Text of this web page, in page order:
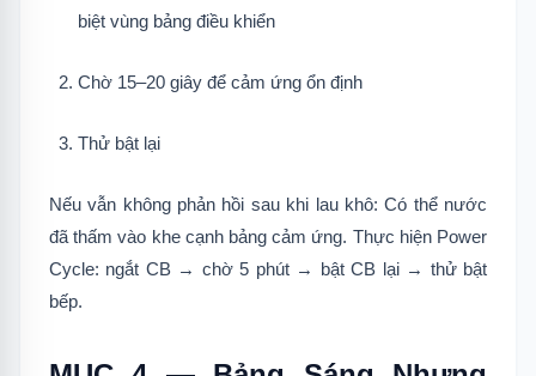
biệt vùng bảng điều khiển
Chờ 15–20 giây để cảm ứng ổn định
Thử bật lại
Nếu vẫn không phản hồi sau khi lau khô: Có thể nước
đã thấm vào khe cạnh bảng cảm ứng. Thực hiện Power
Cycle: ngắt CB → chờ 5 phút → bật CB lại → thử bật
bếp.